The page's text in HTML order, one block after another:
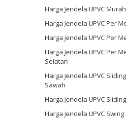
Harga Jendela UPVC
Harga Jendela UPVC Per
Harga Jendela UPVC Per
Harga Jendela UPVC Per
Selatan
Harga Jendela UPVC
Sawah
Harga Jendela UPVC
Harga Jendela UPVC